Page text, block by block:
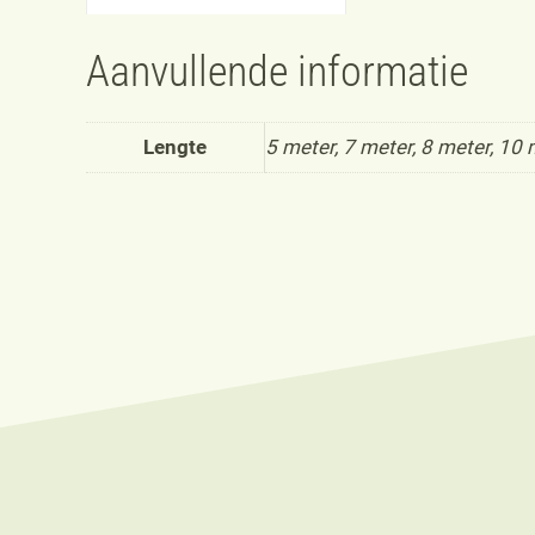
Aanvullende informatie
Lengte 5 meter, 7 meter, 8 meter, 10